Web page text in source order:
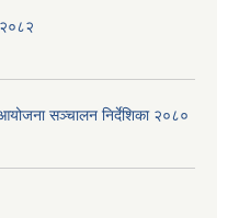
२०८२
सञ्चालन निर्देशिका २०८०